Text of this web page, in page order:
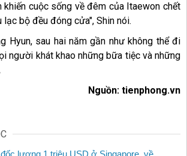
cuộc sống về đêm của Itaewon chết
lạc bộ đều đóng cửa", Shin nói.
Hyun, sau hai năm gần như không thể đi
người khát khao những bữa tiệc và những
Nguồn: tienphong.vn